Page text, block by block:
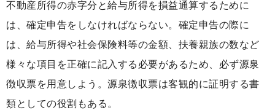
不動産所得の赤字分と給与所得を損益通算するために
は、確定申告をしなければならない。確定申告の際に
は、給与所得や社会保険料等の金額、扶養親族の数など
様々な項目を正確に記入する必要があるため、必ず源泉
徴収票を用意しよう。源泉徴収票は客観的に証明する書
類としての役割もある。